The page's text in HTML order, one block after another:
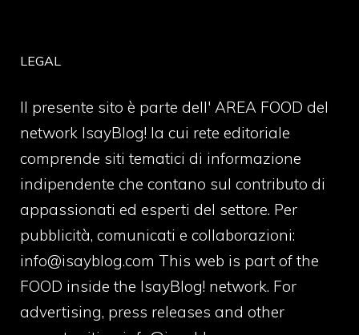
LEGAL
Il presente sito è parte dell' AREA FOOD del
network IsayBlog! la cui rete editoriale
comprende siti tematici di informazione
indipendente che contano sul contributo di
appassionati ed esperti del settore. Per
pubblicità, comunicati e collaborazioni:
info@isayblog.com This web is part of the
FOOD inside the IsayBlog! network. For
advertising, press releases and other